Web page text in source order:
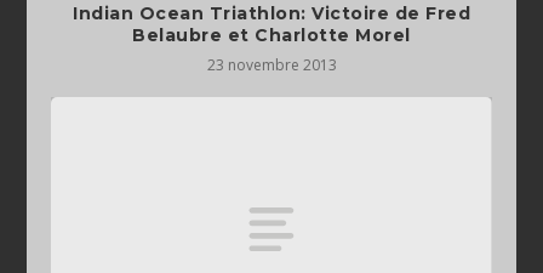
Indian Ocean Triathlon: Victoire de Fred
Belaubre et Charlotte Morel
23 novembre 2013